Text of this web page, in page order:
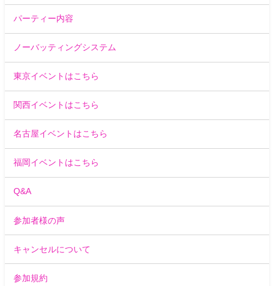
パーティー内容
ノーバッティングシステム
東京イベントはこちら
関西イベントはこちら
名古屋イベントはこちら
福岡イベントはこちら
Q&A
参加者様の声
キャンセルについて
参加規約